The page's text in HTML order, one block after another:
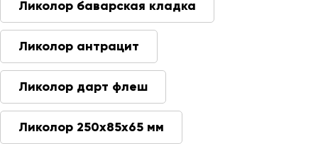
Ликолор баварская кладка
Ликолор антрацит
Ликолор дарт флеш
Ликолор 250х85х65 мм